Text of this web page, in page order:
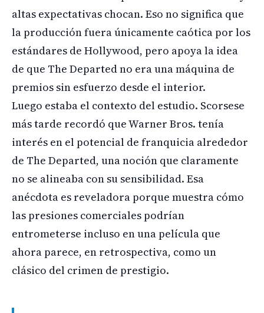
altas expectativas chocan. Eso no significa que
la producción fuera únicamente caótica por los
estándares de Hollywood, pero apoya la idea
de que The Departed no era una máquina de
premios sin esfuerzo desde el interior.
Luego estaba el contexto del estudio. Scorsese
más tarde recordó que Warner Bros. tenía
interés en el potencial de franquicia alrededor
de The Departed, una noción que claramente
no se alineaba con su sensibilidad. Esa
anécdota es reveladora porque muestra cómo
las presiones comerciales podrían
entrometerse incluso en una película que
ahora parece, en retrospectiva, como un
clásico del crimen de prestigio.